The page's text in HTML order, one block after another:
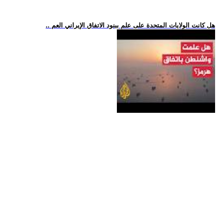
.. هل كانت الولايات المتحدة على علم ببنود الاتفاق الإيراني العم